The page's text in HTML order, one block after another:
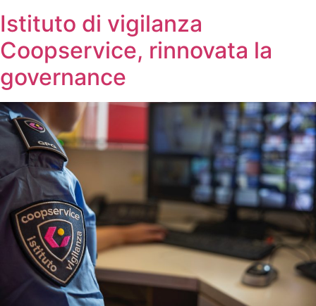
Istituto di vigilanza
Coopservice, rinnovata la
governance